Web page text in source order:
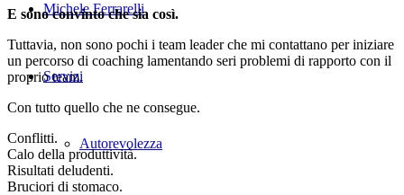
Michele Ferrarelli
Servizi
Autorevolezza
E sono convinto che sia così.
Tuttavia, non sono pochi i team leader che mi contattano per iniziare
un percorso di coaching lamentando seri problemi di rapporto con il
proprio team.
Con tutto quello che ne consegue.
Conflitti.
Calo della produttività.
Risultati deludenti.
Bruciori di stomaco.